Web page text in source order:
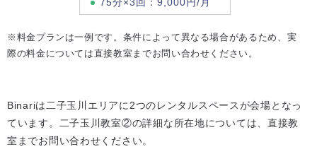
※料金プランは一例です。条件によって異なる場合があるため、実
際の料金については直接教室までお問い合わせください。
Binariは二子玉川エリアに2つのレンタルスペースが会場となっ
ています。二子玉川教室②の詳細な所在地については、直接教
室までお問い合わせください。